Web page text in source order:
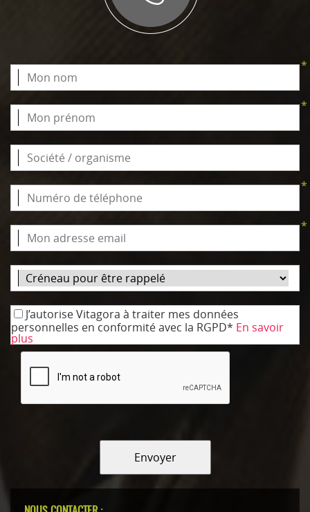
*
*
*
*
J’autorise Vitagora à traiter mes données
personnelles en conformité avec la RGPD* En savoir
plus
Envoyer